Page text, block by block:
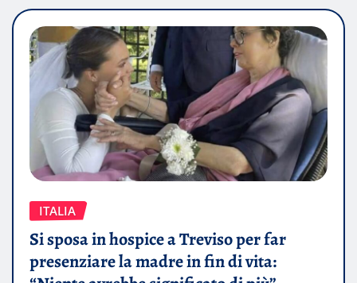
ITALIA
Si sposa in hospice a Treviso per far
presenziare la madre in fin di vita: